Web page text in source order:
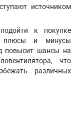
источником
к покупке
плюсы и минусы
повысит шансы на
что
различных